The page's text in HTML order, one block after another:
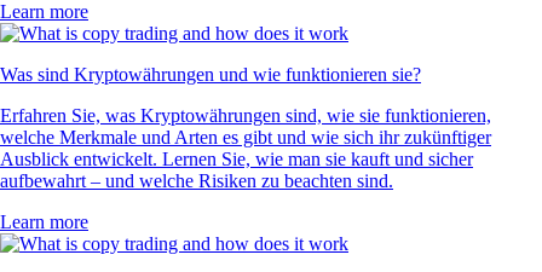
Learn more
Was sind Kryptowährungen und wie funktionieren sie?
Erfahren Sie, was Kryptowährungen sind, wie sie funktionieren,
welche Merkmale und Arten es gibt und wie sich ihr zukünftiger
Ausblick entwickelt. Lernen Sie, wie man sie kauft und sicher
aufbewahrt – und welche Risiken zu beachten sind.
Learn more